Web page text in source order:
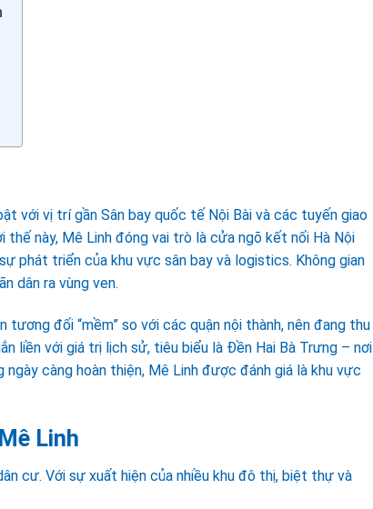
với vị trí gần Sân bay quốc tế Nội Bài và các tuyến giao
này, Mê Linh đóng vai trò là cửa ngõ kết nối Hà Nội
phát triển của khu vực sân bay và logistics. Không gian
dân ra vùng ven.
đối “mềm” so với các quận nội thành, nên đang thu
liền với giá trị lịch sử, tiêu biểu là Đền Hai Bà Trưng – nơi
càng hoàn thiện, Mê Linh được đánh giá là khu vực
Linh
cư. Với sự xuất hiện của nhiều khu đô thị, biệt thự và